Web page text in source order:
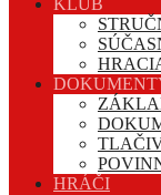
KLUB
HRÁČI